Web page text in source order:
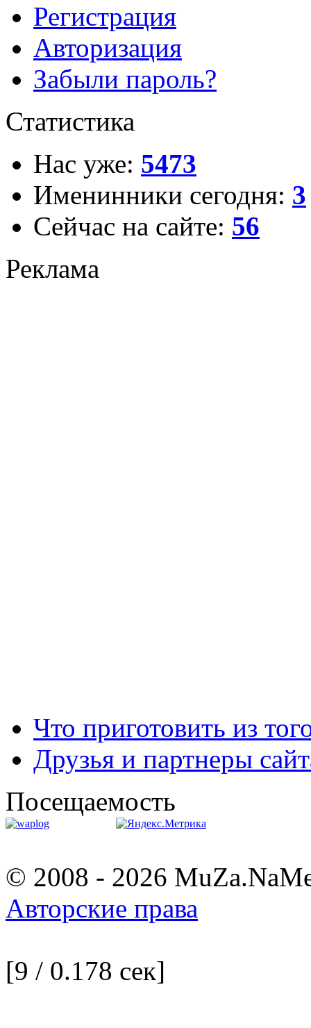
Регистрация
Авторизация
Забыли пароль?
Статистика
Нас уже: 5473
Именинники сегодня: 3
Сейчас на сайте: 56
Реклама
Что приготовить из
Друзья и партнеры
Посещаемость
© 2008 - 2026
Авторские права
[9 / 0.178 сек]